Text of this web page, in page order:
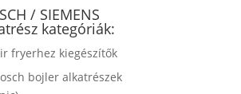
/ SIEMENS
kategóriák:
fryerhez kiegészítők
bojler alkatrészek